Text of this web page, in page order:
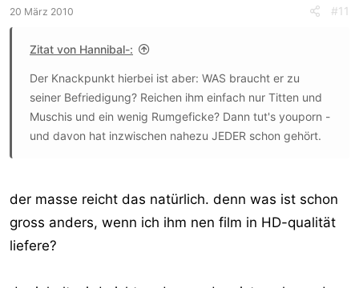
20 März 2010 #11
Zitat von Hannibal-:
Der Knackpunkt hierbei ist aber: WAS braucht er zu
seiner Befriedigung? Reichen ihm einfach nur Titten und
Muschis und ein wenig Rumgeficke? Dann tut's youporn -
und davon hat inzwischen nahezu JEDER schon gehört.
der masse reicht das natürlich. denn was ist schon
gross anders, wenn ich ihm nen film in HD-qualität
liefere?